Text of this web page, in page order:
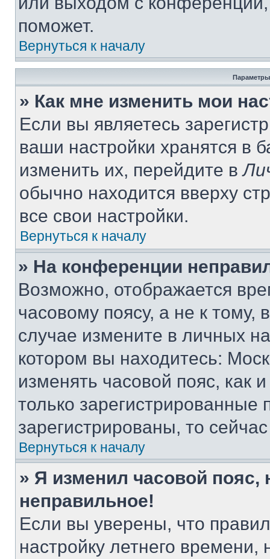
поможет.
Вернуться к началу
Параметры
» Как мне изменить мои
Если вы являетесь
ваши настройки хранятся в
изменить их, перейдите в
обычно находится вверху
все свои настройки.
Вернуться к началу
» На конференции
Возможно, отображается
часовому поясу, а не к тому,
случае измените в личных
котором вы находитесь:
изменять часовой пояс, как
только
зарегистрированы, то
Вернуться к началу
» Я изменил часовой пояс,
неправильное!
Если вы уверены, что
настройку летнего